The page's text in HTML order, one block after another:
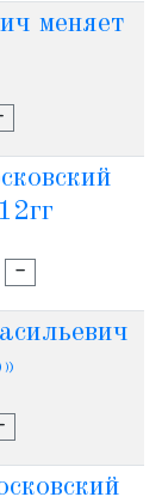
меняет
-